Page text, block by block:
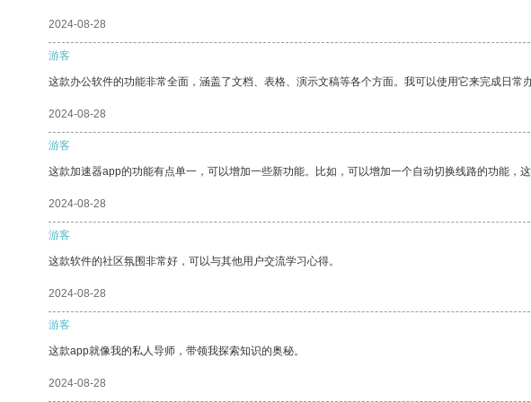
2024-08-28
游客
这款办公软件的功能非常全面，涵盖了文档、表格、演示文稿等各个方面。我可以使用它来完成日常
2024-08-28
游客
这款加速器app的功能有点单一，可以增加一些新功能。比如，可以增加一个自动切换线路的功能，
2024-08-28
游客
这款软件的社区氛围非常好，可以与其他用户交流学习心得。
2024-08-28
游客
这款app就像我的私人导师，带领我探索知识的奥秘。
2024-08-28